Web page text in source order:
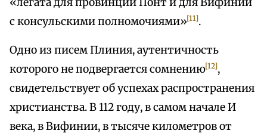
с консульскими полномочиями»[11].
Одно из писем Плиния, аутентичность
которого не подвергается сомнению[12],
свидетельствует об успехах распространения
христианства. В 112 году, в самом начале И
века, в Вифинии, в тысяче километров от